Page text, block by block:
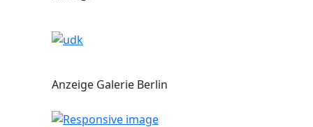
Anzeige Galerie Berlin